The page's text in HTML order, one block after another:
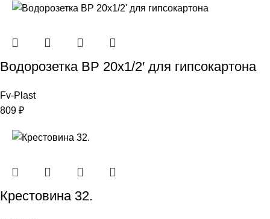
Водорозетка ВР 20х1/2′ для гипсокартона
Fv-Plast
809 ₽
Крестовина 32.